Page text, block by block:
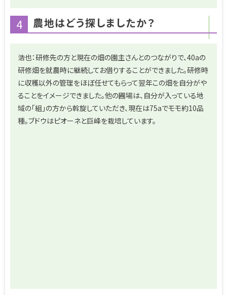
4 農地はどう探しましたか？
浩也：研修先の方と現在の畑の園主さんとのつながりで、40aの
研修畑を就農時に継続してお借りすることができました。研修時
に収穫以外の管理をほぼ任せてもらって翌年この畑を自分がや
ることをイメージできました。他の圃場は、自分が入っている地
域の「組」の方から斡旋していただき、現在は75aでモモ約10品
種。ブドウはピオーネと巨峰を栽培しています。